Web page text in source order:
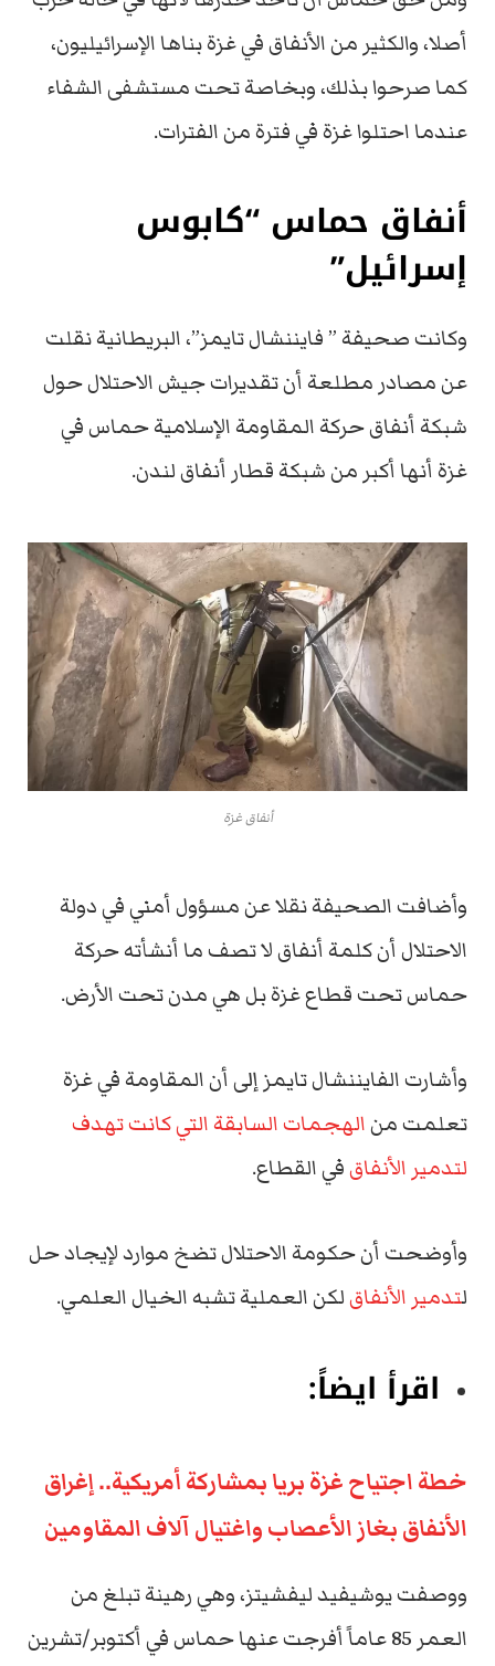
أصلا، والكثير من الأنفاق في غزة بناها الإسرائيليون،
كما صرحوا بذلك، وبخاصة تحت مستشفى الشفاء
عندما احتلوا غزة في فترة من الفترات.
أنفاق حماس “كابوس
إسرائيل”
وكانت صحيفة ” فايننشال تايمز”، البريطانية نقلت
عن مصادر مطلعة أن تقديرات جيش الاحتلال حول
شبكة أنفاق حركة المقاومة الإسلامية حماس في
غزة أنها أكبر من شبكة قطار أنفاق لندن.
أنفاق غزة
وأضافت الصحيفة نقلا عن مسؤول أمني في دولة
الاحتلال أن كلمة أنفاق لا تصف ما أنشأته حركة
حماس تحت قطاع غزة بل هي مدن تحت الأرض.
وأشارت الفايننشال تايمز إلى أن المقاومة في غزة
تعلمت منالهجمات السابقة التي كانت تهدف
لتدمير الأنفاقفي القطاع.
وأوضحت أن حكومة الاحتلال تضخ موارد لإيجاد حل
لتدمير الأنفاقلكن العملية تشبه الخيال العلمي.
اقرأ ايضاً:
خطة اجتياح غزة بريا بمشاركة أمريكية.. إغراق
الأنفاق بغاز الأعصاب واغتيال آلاف المقاومين
ووصفت يوشيفيد ليفشيتز، وهي رهينة تبلغ من
العمر 85 عاماً أفرجت عنها حماس في أكتوبر/تشرين